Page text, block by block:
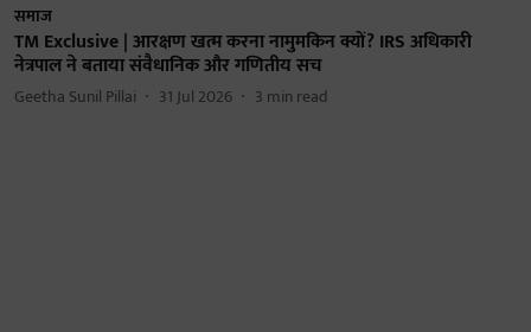
समाज
TM Exclusive | आरक्षण खत्म करना नामुमकिन क्यों? IRS अधिकारी
नेत्रपाल ने बताया संवैधानिक और गणितीय सच
Geetha Sunil Pillai 31 Jul 2026 3 min read